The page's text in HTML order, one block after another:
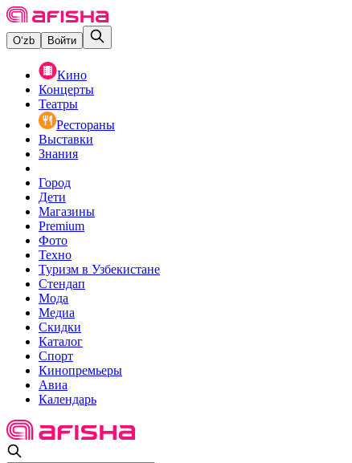
O‘zb Войти
Кино
Концерты
Театры
Рестораны
Выставки
Знания
Город
Дети
Магазины
Premium
Фото
Техно
Туризм в Узбекистане
Стендап
Мода
Медиа
Скидки
Каталог
Спорт
Кинопремьеры
Авиа
Календарь